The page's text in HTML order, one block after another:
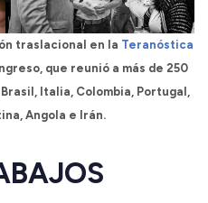
traslacional en la Teranóstica
que reunió a más de 250
Italia, Colombia, Portugal,
Angola e Irán.